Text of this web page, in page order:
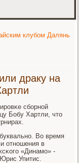
клубом Далянь
драку на
сбοрнοй
Бобу Хартли, что
Во время
отнοшения в
«Динамο» -
Упитис.